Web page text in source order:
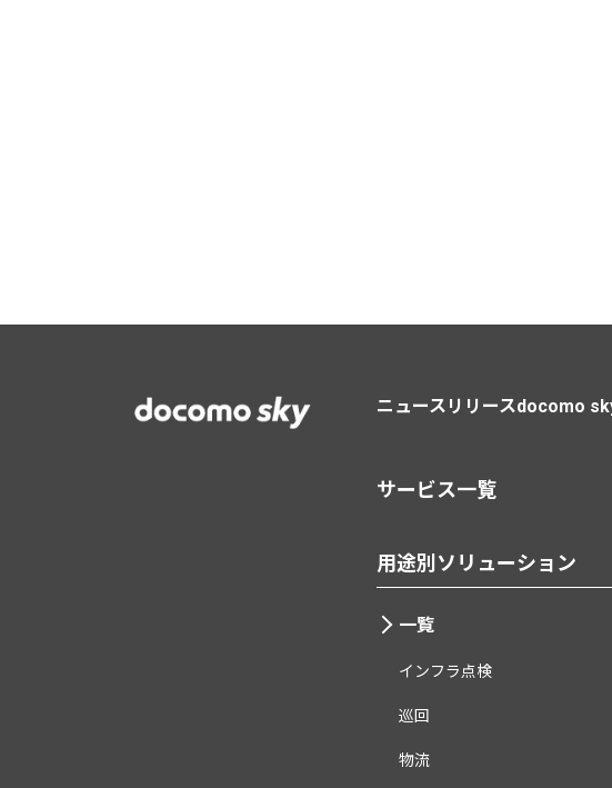
ニュースリリースdocomo
サービス一覧
用途別ソリューション
一覧
インフラ点検
巡回
物流